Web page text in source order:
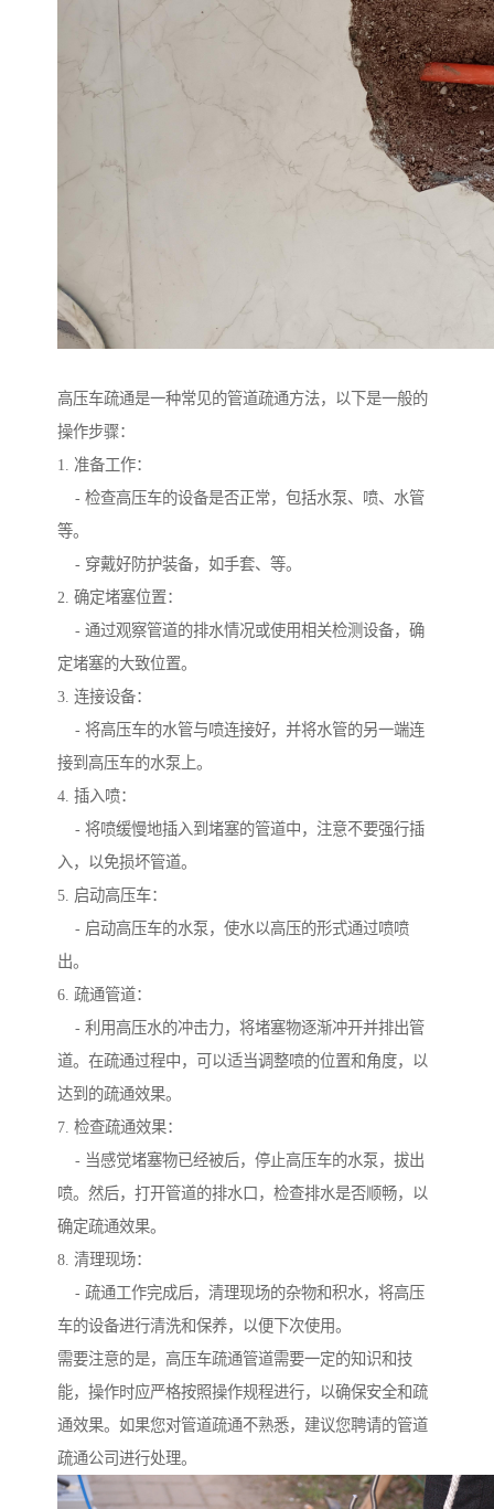
高压车疏通是一种常见的管道疏通方法，以下是一般的
操作步骤：
1. 准备工作：
- 检查高压车的设备是否正常，包括水泵、喷、水管
等。
- 穿戴好防护装备，如手套、等。
2. 确定堵塞位置：
- 通过观察管道的排水情况或使用相关检测设备，确
定堵塞的大致位置。
3. 连接设备：
- 将高压车的水管与喷连接好，并将水管的另一端连
接到高压车的水泵上。
4. 插入喷：
- 将喷缓慢地插入到堵塞的管道中，注意不要强行插
入，以免损坏管道。
5. 启动高压车：
- 启动高压车的水泵，使水以高压的形式通过喷喷
出。
6. 疏通管道：
- 利用高压水的冲击力，将堵塞物逐渐冲开并排出管
道。在疏通过程中，可以适当调整喷的位置和角度，以
达到的疏通效果。
7. 检查疏通效果：
- 当感觉堵塞物已经被后，停止高压车的水泵，拔出
喷。然后，打开管道的排水口，检查排水是否顺畅，以
确定疏通效果。
8. 清理现场：
- 疏通工作完成后，清理现场的杂物和积水，将高压
车的设备进行清洗和保养，以便下次使用。
需要注意的是，高压车疏通管道需要一定的知识和技
能，操作时应严格按照操作规程进行，以确保安全和疏
通效果。如果您对管道疏通不熟悉，建议您聘请的管道
疏通公司进行处理。